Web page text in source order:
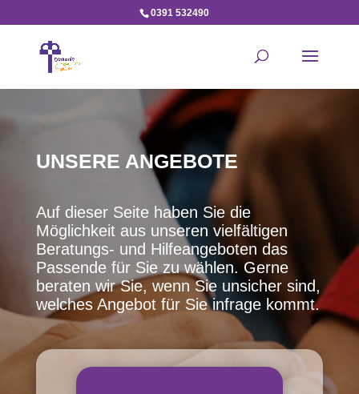
0391 532490
UNSERE ANGEBOTE
Auf dieser Seite haben Sie die
Möglichkeit aus unseren vielfältigen
Beratungs- und Hilfeangeboten das
Passende für Sie zu wählen. Gerne
beraten wir Sie, wenn Sie unsicher sind,
welches Angebot für Sie infrage kommt.